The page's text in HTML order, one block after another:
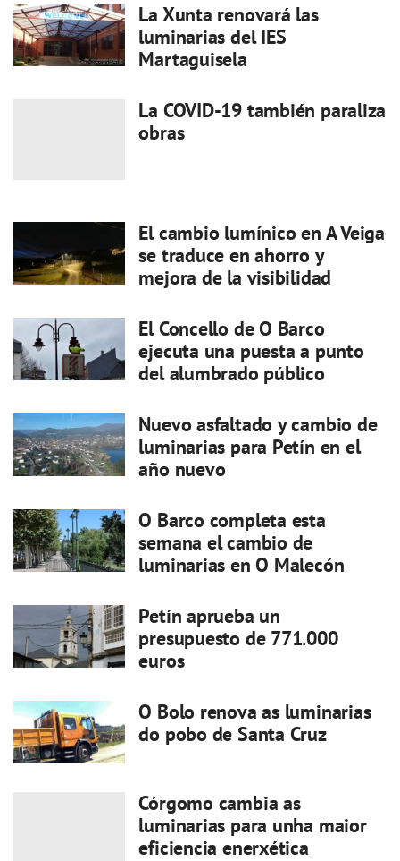
La Xunta renovará las
luminarias del IES
Martaguisela
La COVID-19 también paraliza
obras
El cambio lumínico en A Veiga
se traduce en ahorro y
mejora de la visibilidad
El Concello de O Barco
ejecuta una puesta a punto
del alumbrado público
Nuevo asfaltado y cambio de
luminarias para Petín en el
año nuevo
O Barco completa esta
semana el cambio de
luminarias en O Malecón
Petín aprueba un
presupuesto de 771.000
euros
O Bolo renova as luminarias
do pobo de Santa Cruz
Córgomo cambia as
luminarias para unha maior
eficiencia enerxética